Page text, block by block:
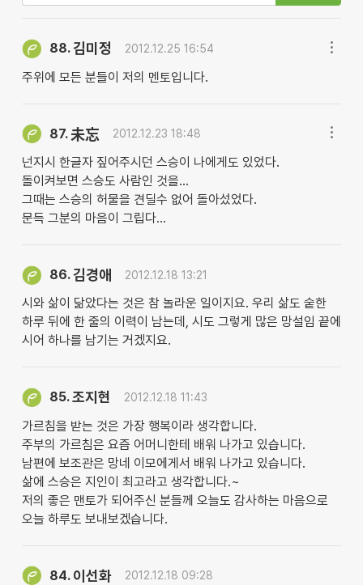
88.김미정 2012.12.25 16:54
주위에 모든 분들이 저의 멘토입니다.
87. 未忘 2012.12.23 18:48
넌지시 한글자 짚어주시던 스승이 나에게도 있었다.
돌이켜보면 스승도 사람인 것을...
그때는 스승의 허물을 견딜수 없어 돌아섰었다.
문득 그분의 마음이 그립다...
86.김경애 2012.12.18 13:21
시와 삶이 닮았다는 것은 참 놀라운 일이지요. 우리 삶도 숱한
하루 뒤에 한 줄의 이력이 남는데, 시도 그렇게 많은 망설임 끝에
시어 하나를 남기는 거겠지요.
85.조지현 2012.12.18 11:43
가르침을 받는 것은 가장 행복이라 생각합니다.
주부의 가르침은 요즘 어머니한테 배워 나가고 있습니다.
남편에 보조관은 망네 이모에게서 배워 나가고 있습니다.
삶에 스승은 지인이 최고라고 생각합니다.~
저의 좋은 맨토가 되어주신 분들께 오늘도 감사하는 마음으로
오늘 하루도 보내보겠습니다.
84. 이선화 2012.12.18 09:28